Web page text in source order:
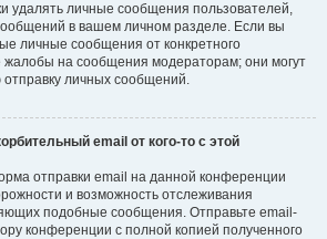
удалять личные сообщения пользователей,
в вашем личном разделе. Если вы
личные сообщения от конкретного
жалобы на сообщения модераторам; они могут
отправку личных сообщений.
email от кого-то с этой
отправки email на данной конференции
и возможность отслеживания
подобные сообщения. Отправьте email-
конференции с полной копией полученного